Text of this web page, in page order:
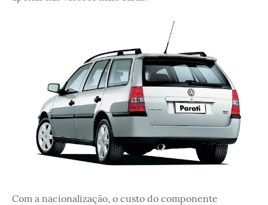
Com a nacionalização, o custo do componente